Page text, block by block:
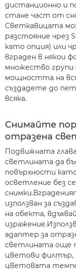
дистанционно и
стане част от
Светкавицата
разстояние чрез
като опция) или
вграден в някои
множество групи
мощността на
създадете до пет
всяка.
Снимайте
отразена
Подвижната
светлината да
повърхности
осветление без
използван за
на обекта,
адаптер за
светлината още
цветови филтър,
цветовата